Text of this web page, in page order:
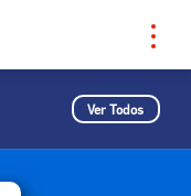
Ver Todos